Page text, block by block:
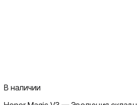
В наличии